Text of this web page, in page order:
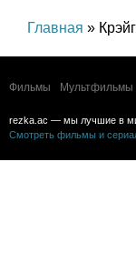
Главная »
Фильмы Мультфильмы
rezka.ac — мы лучшие в
Смотреть фильмы и